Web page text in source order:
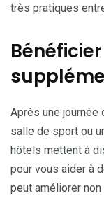
très pratiques
Après une journée
salle de sport ou
hôtels mettent à
pour vous aider à
peut améliorer